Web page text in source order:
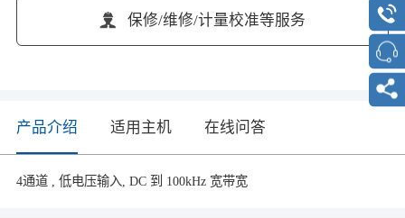
保修/维修/计量校准等服务
产品介绍 适用主机 在线问答
4通道 , 低电压输入, DC 到 100kHz 宽带宽